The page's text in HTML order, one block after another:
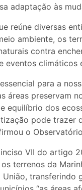
adaptação às
reúne diversas
ambiente, os
contra
eventos climáticos
para a
áreas preservam
equilíbrio dos
pode trazer
o
VII do artigo
terrenos da
transferindo